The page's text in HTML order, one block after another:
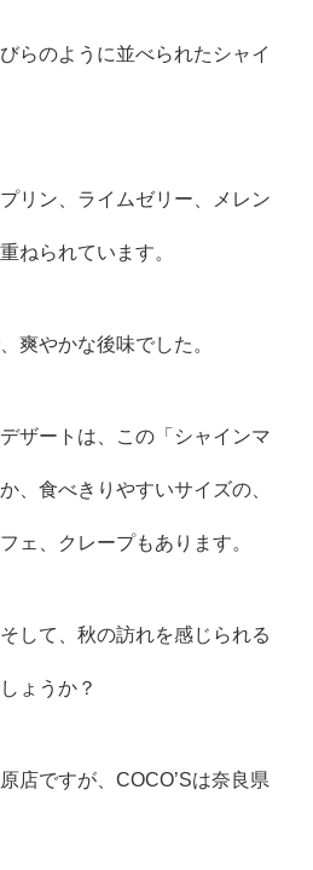
らのように並べられたシャイ
リン、ライムゼリー、メレン
ねられています。
爽やかな後味でした。
ザートは、この「シャインマ
、食べきりやすいサイズの、
ェ、クレープもあります。
して、秋の訪れを感じられる
ょうか？
店ですが、COCO’Sは奈良県